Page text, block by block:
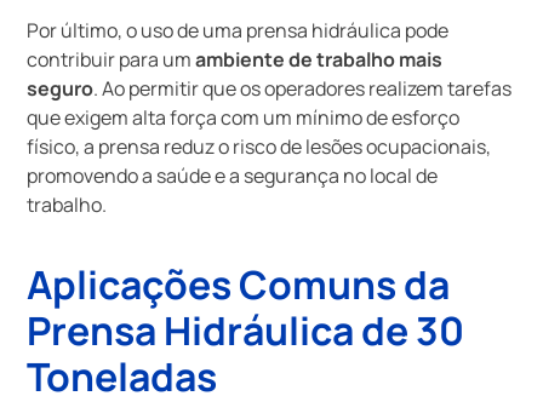
Por último, o uso de uma prensa hidráulica pode
contribuir para umambiente de trabalho mais
seguro. Ao permitir que os operadores realizem tarefas
que exigem alta força com um mínimo de esforço
físico, a prensa reduz o risco de lesões ocupacionais,
promovendo a saúde e a segurança no local de
trabalho.
Aplicações Comuns da
Prensa Hidráulica de 30
Toneladas